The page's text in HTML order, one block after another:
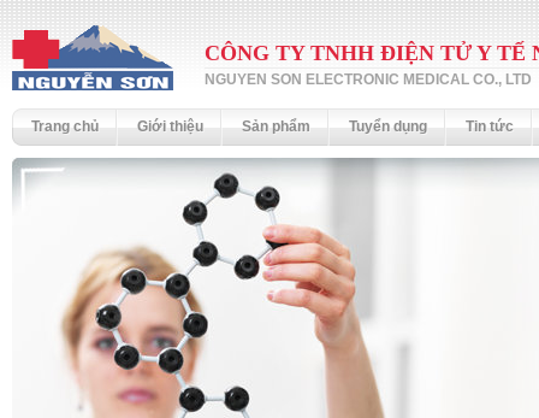
CÔNG TY TNHH ĐIỆN TỬ Y TẾ
NGUYEN SON ELECTRONIC MEDICAL CO., LTD
Trang chủ Giới thiệu Sản phẩm Tuyển dụng Tin tức